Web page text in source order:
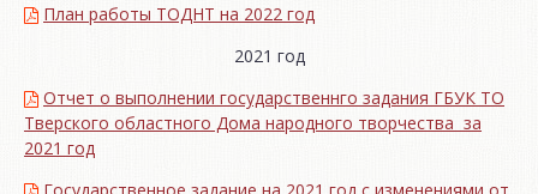
План работы ТОДНТ на 2022 год
2021 год
Отчет о выполнении государственнго задания ГБУК ТО
Тверского областного Дома народного творчества за
2021 год